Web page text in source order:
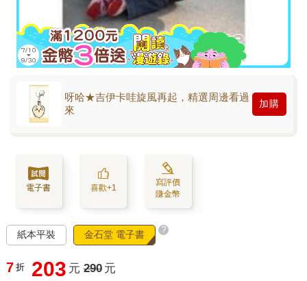
呀哈★吉伊卡哇旋風再起，精選周邊看過
來
加購
電子書 喜歡+1
寫評價
賺金幣
紙本平裝 金石堂 電子書 ?
7 折 203 元 290 元